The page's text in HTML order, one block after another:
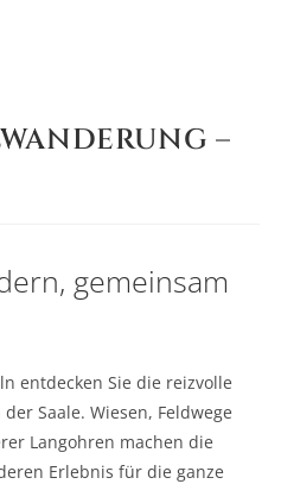
–
gemeinsam
entdecken Sie die reizvolle
Saale. Wiesen, Feldwege
Langohren machen die
Erlebnis für die ganze